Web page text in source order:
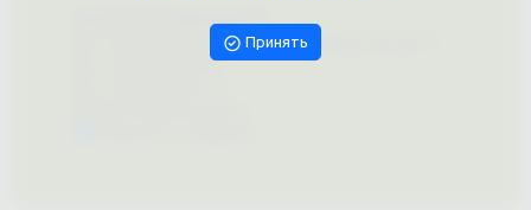
г. Краснодар, ул. Шоссе Нефтяников, 28, оф. 51
+7 (861)202-09-02
Принять